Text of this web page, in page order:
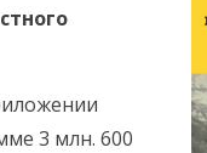
3 млн. 600